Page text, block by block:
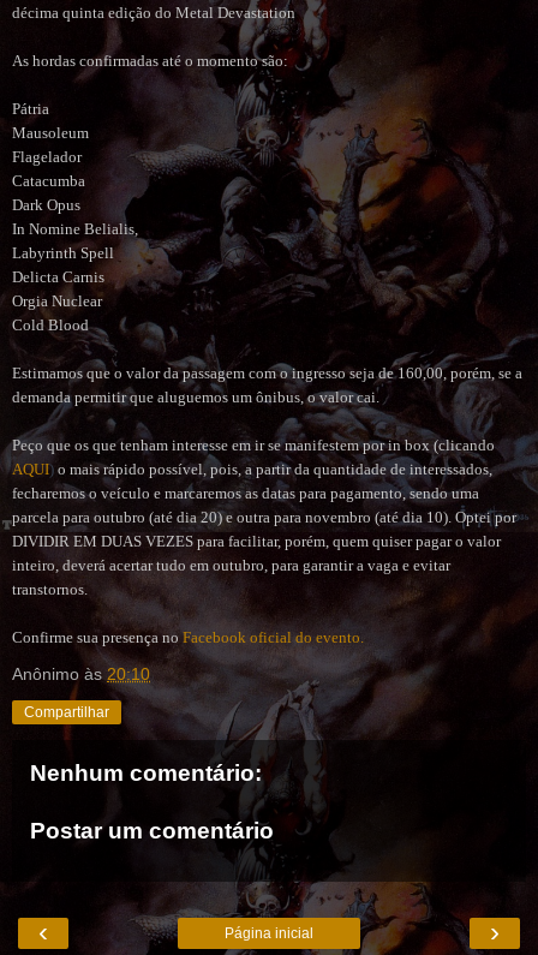
décima quinta edição do Metal Devastation
As hordas confirmadas até o momento são:
Pátria
Mausoleum
Flagelador
Catacumba
Dark Opus
In Nomine Belialis,
Labyrinth Spell
Delicta Carnis
Orgia Nuclear
Cold Blood
Estimamos que o valor da passagem com o ingresso seja de 160,00, porém, se a
demanda permitir que aluguemos um ônibus, o valor cai.
Peço que os que tenham interesse em ir se manifestem por in box (clicando
AQUI) o mais rápido possível, pois, a partir da quantidade de interessados,
fecharemos o veículo e marcaremos as datas para pagamento, sendo uma
parcela para outubro (até dia 20) e outra para novembro (até dia 10). Optei por
DIVIDIR EM DUAS VEZES para facilitar, porém, quem quiser pagar o valor
inteiro, deverá acertar tudo em outubro, para garantir a vaga e evitar
transtornos.
Confirme sua presença no Facebook oficial do evento.
Anônimo às 20:10
Compartilhar
Nenhum comentário:
Postar um comentário
‹ ›
Página inicial